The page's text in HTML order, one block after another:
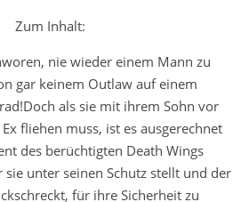
Zum Inhalt:
nie wieder einem Mann zu
gar keinem Outlaw auf einem
als sie mit ihrem Sohn vor
fliehen muss, ist es ausgerechnet
des berüchtigten Death Wings
sie unter seinen Schutz stellt und der
für ihre Sicherheit zu